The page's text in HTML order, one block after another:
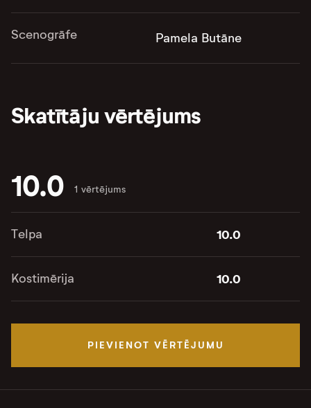
Scenogrāfe Pamela Butāne
Skatītāju vērtējums
10.0 1 vērtējums
Telpa 10.0
Kostimērija 10.0
PIEVIENOT VĒRTĒJUMU